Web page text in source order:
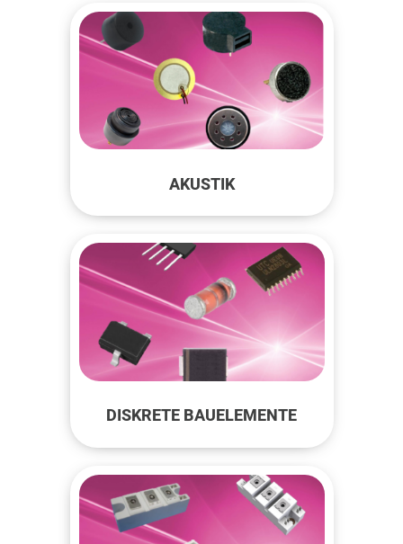
AKUSTIK
DISKRETE BAUELEMENTE
Kundenbereich